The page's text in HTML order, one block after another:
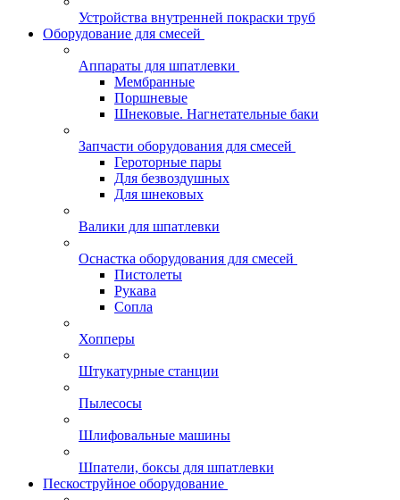
Устройства внутренней покраски труб
Оборудование для смесей
Аппараты для шпатлевки
Мембранные
Поршневые
Шнековые. Нагнетательные баки
Запчасти оборудования для смесей
Героторные пары
Для безвоздушных
Для шнековых
Валики для шпатлевки
Оснастка оборудования для смесей
Пистолеты
Рукава
Сопла
Хопперы
Штукатурные станции
Пылесосы
Шлифовальные машины
Шпатели, боксы для шпатлевки
Пескоструйное оборудование